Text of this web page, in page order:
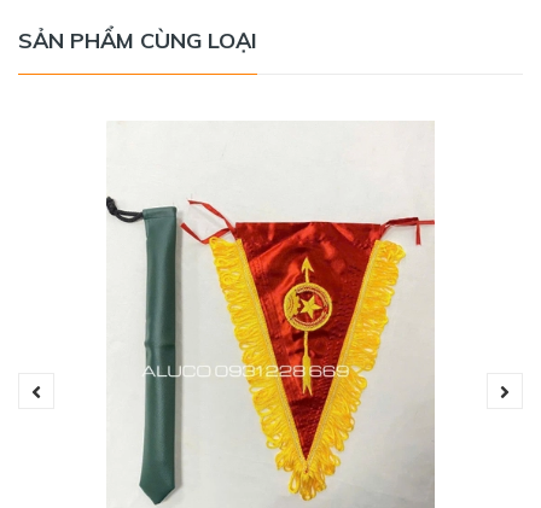
SẢN PHẨM CÙNG LOẠI